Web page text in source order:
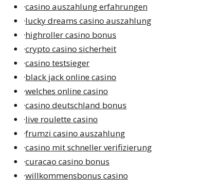
·casino auszahlung erfahrungen
·lucky dreams casino auszahlung
·highroller casino bonus
·crypto casino sicherheit
·casino testsieger
·black jack online casino
·welches online casino
·casino deutschland bonus
·live roulette casino
·frumzi casino auszahlung
·casino mit schneller verifizierung
·curacao casino bonus
·willkommensbonus casino